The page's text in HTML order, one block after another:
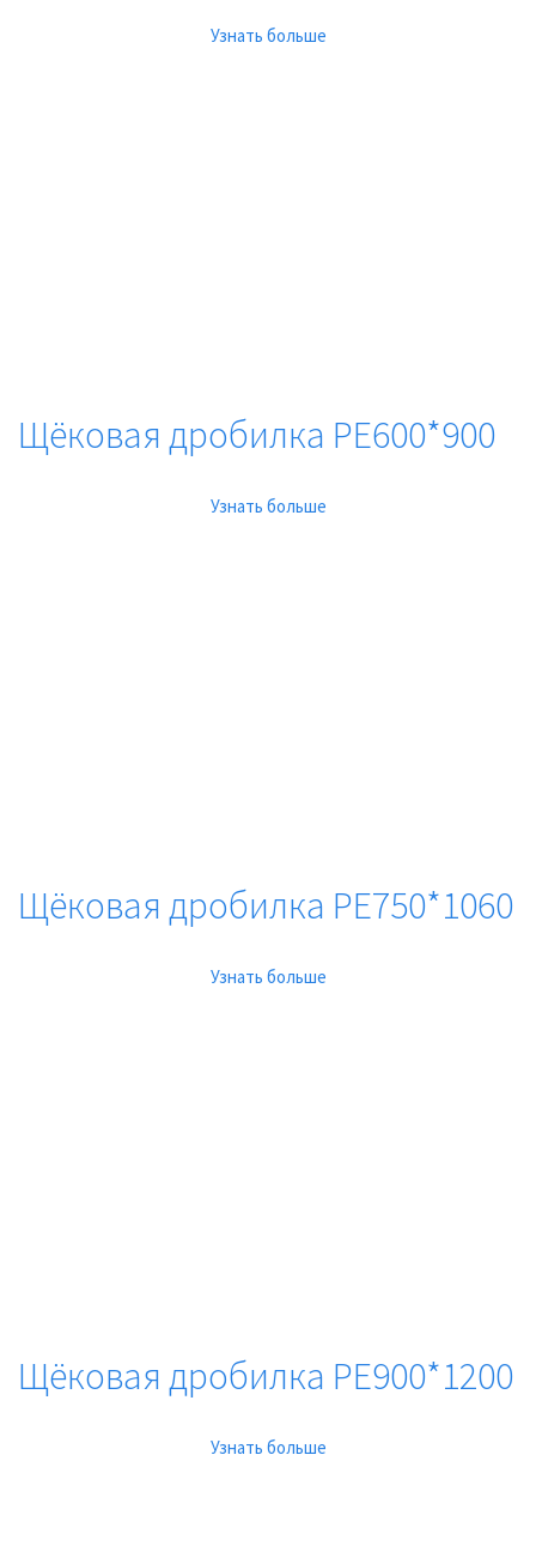
Узнать больше
Щёковая дробилка PE600*900
Узнать больше
Щёковая дробилка PE750*1060
Узнать больше
Щёковая дробилка PE900*1200
Узнать больше